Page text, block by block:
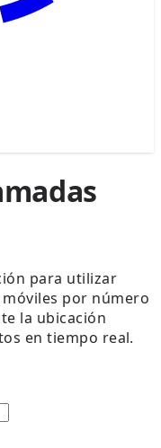
para utilizar
por número
la ubicación
en tiempo real.